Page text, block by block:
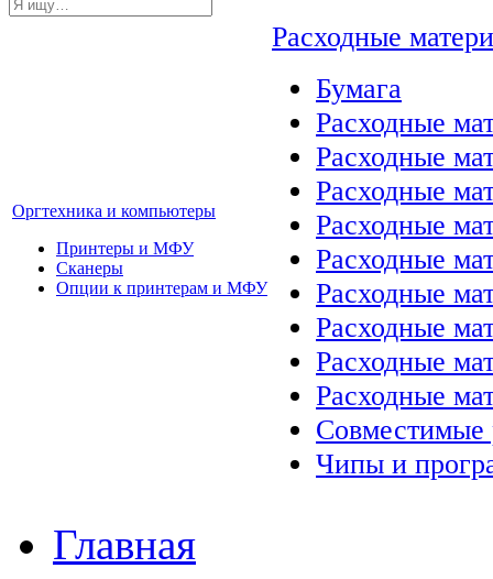
Оргтехника и компьютеры
Принтеры и МФУ
Сканеры
Опции к принтерам и МФУ
Расходные
Бумага
Расходные
Расходные
Расходные
Расходные
Расходные
Расходные
Расходные
Расходные
Расходные
Совместимые
Чипы и
Главная